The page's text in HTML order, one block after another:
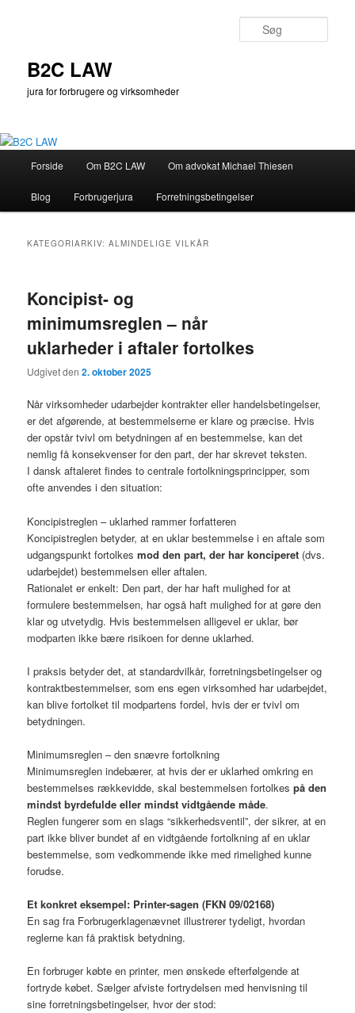
B2C LAW
jura for forbrugere og virksomheder
Forside Om B2C LAW Om advokat Michael Thiesen
Blog Forbrugerjura Forretningsbetingelser
KATEGORIARKIV:ALMINDELIGE VILKÅR
Koncipist- og
minimumsreglen – når
uklarheder i aftaler fortolkes
Udgivet den2. oktober 2025
Når virksomheder udarbejder kontrakter eller handelsbetingelser,
er det afgørende, at bestemmelserne er klare og præcise. Hvis
der opstår tvivl om betydningen af en bestemmelse, kan det
nemlig få konsekvenser for den part, der har skrevet teksten.
I dansk aftaleret findes to centrale fortolkningsprincipper, som
ofte anvendes i den situation:
Koncipistreglen – uklarhed rammer forfatteren
Koncipistreglen betyder, at en uklar bestemmelse i en aftale som
udgangspunkt fortolkesmod den part, der har konciperet (dvs.
udarbejdet) bestemmelsen eller aftalen.
Rationalet er enkelt: Den part, der har haft mulighed for at
formulere bestemmelsen, har også haft mulighed for at gøre den
klar og utvetydig. Hvis bestemmelsen alligevel er uklar, bør
modparten ikke bære risikoen for denne uklarhed.
I praksis betyder det, at standardvilkår, forretningsbetingelser og
kontraktbestemmelser, som ens egen virksomhed har udarbejdet,
kan blive fortolket til modpartens fordel, hvis der er tvivl om
betydningen.
Minimumsreglen – den snævre fortolkning
Minimumsreglen indebærer, at hvis der er uklarhed omkring en
bestemmelses rækkevidde, skal bestemmelsen fortolkespå den
mindst byrdefulde eller mindst vidtgående måde.
Reglen fungerer som en slags “sikkerhedsventil”, der sikrer, at en
part ikke bliver bundet af en vidtgående fortolkning af en uklar
bestemmelse, som vedkommende ikke med rimelighed kunne
forudse.
Et konkret eksempel: Printer-sagen (FKN 09/02168)
En sag fra Forbrugerklagenævnet illustrerer tydeligt, hvordan
reglerne kan få praktisk betydning.
En forbruger købte en printer, men ønskede efterfølgende at
fortryde købet. Sælger afviste fortrydelsen med henvisning til
sine forretningsbetingelser, hvor der stod: